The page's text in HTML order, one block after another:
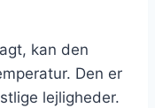
kan den
Den er
lejligheder.